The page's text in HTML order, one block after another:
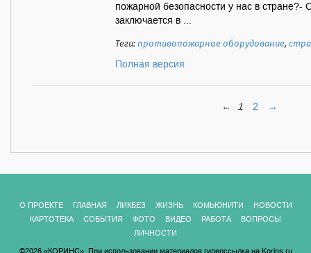
пожарной безопасности у нас в
заключается в ...
Теги:противопожарное оборудование,
Полная версия
← 1 2 →
О ПРОЕКТЕ ГЛАВНАЯ ЛИКБЕЗ ЖИЗНЬ КОМЬЮНИТИ
НОВОСТИ
КАРТОТЕКА
СОБЫТИЯ ФОТО ВИДЕО РАБОТА
ВОПРОСЫ
ЛИЧНОСТИ